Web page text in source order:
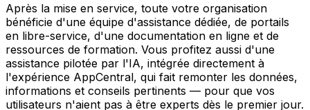
Après la mise en service, toute votre organisation
bénéficie d'une équipe d'assistance dédiée, de portails
en libre-service, d'une documentation en ligne et de
ressources de formation. Vous profitez aussi d'une
assistance pilotée par l'IA, intégrée directement à
l'expérience AppCentral, qui fait remonter les données,
informations et conseils pertinents — pour que vos
utilisateurs n'aient pas à être experts dès le premier jour.